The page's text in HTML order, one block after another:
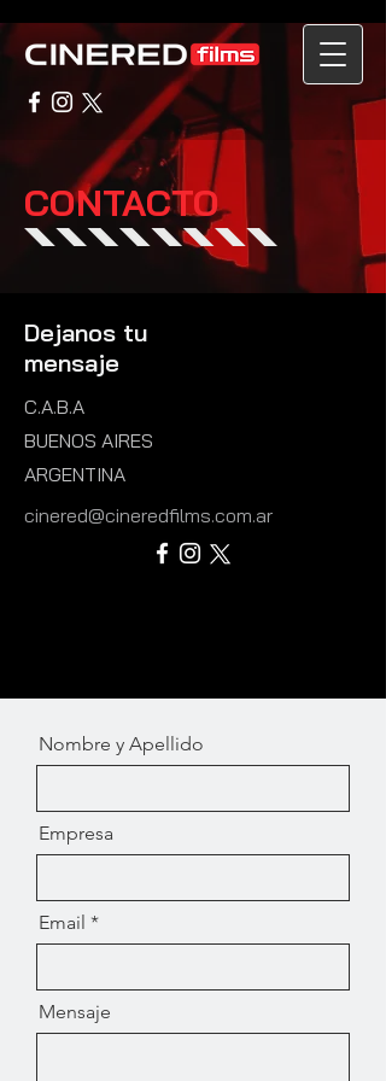
CONTACTO
Dejanos tu
mensaje
C.A.B.A
BUENOS AIRES
ARGENTINA
cinered@cineredfilms.com.ar
Nombre y Apellido
Empresa
Email
Mensaje